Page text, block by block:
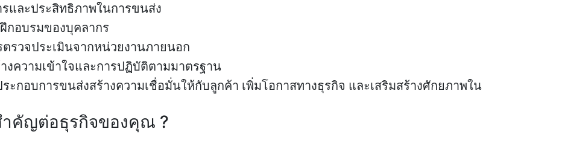
และประสิทธิภาพในการขนส่ง
อบรมของบุคลากร
รวจประเมินจากหน่วยงานภายนอก
งความเข้าใจและการปฏิบัติตามมาตรฐาน
ะกอบการขนส่งสร้างความเชื่อมั่นให้กับลูกค้า เพิ่มโอกาสทางธุรกิจ และเสริมสร้างศักยภาพใน
ำคัญต่อธุรกิจของคุณ ?